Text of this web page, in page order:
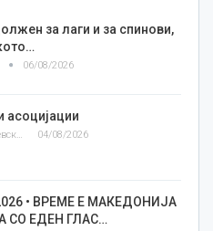
за лаги и за спинови,
06/08/2026
асоцијации
04/08/2026
• ВРЕМЕ Е МАКЕДОНИЈА
СО ЕДЕН ГЛАС…